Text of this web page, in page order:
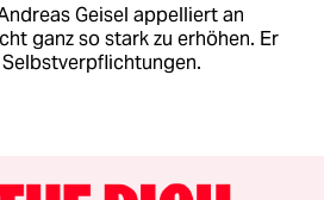
Geisel appelliert an
ganz so stark zu erhöhen. Er